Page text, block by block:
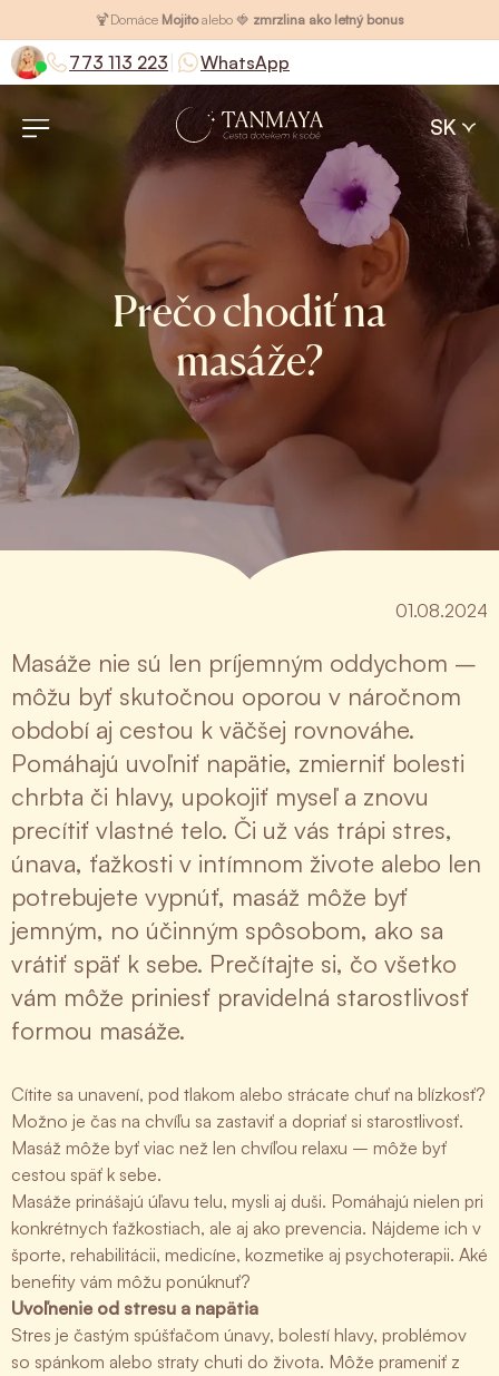
🍹Domáce Mojitoalebo 🍓 zmrzlina ako letný bonus
773 113 223 WhatsApp
SK
Prečo chodiť na
masáže?
01.08.2024
Masáže nie sú len príjemným oddychom –
môžu byť skutočnou oporou v náročnom
období aj cestou k väčšej rovnováhe.
Pomáhajú uvoľniť napätie, zmierniť bolesti
chrbta či hlavy, upokojiť myseľ a znovu
precítiť vlastné telo. Či už vás trápi stres,
únava, ťažkosti v intímnom živote alebo len
potrebujete vypnúť, masáž môže byť
jemným, no účinným spôsobom, ako sa
vrátiť späť k sebe. Prečítajte si, čo všetko
vám môže priniesť pravidelná starostlivosť
formou masáže.
Cítite sa unavení, pod tlakom alebo strácate chuť na blízkosť?
Možno je čas na chvíľu sa zastaviť a dopriať si starostlivosť.
Masáž môže byť viac než len chvíľou relaxu – môže byť
cestou späť k sebe.
Masáže prinášajú úľavu telu, mysli aj duši. Pomáhajú nielen pri
konkrétnych ťažkostiach, ale aj ako prevencia. Nájdeme ich v
športe, rehabilitácii, medicíne, kozmetike aj psychoterapii. Aké
benefity vám môžu ponúknuť?
Uvoľnenie od stresu a napätia
Stres je častým spúšťačom únavy, bolestí hlavy, problémov
so spánkom alebo straty chuti do života. Môže prameniť z